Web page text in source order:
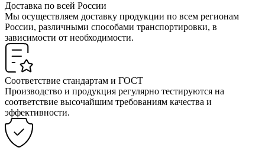
Доставка по всей России
Мы осуществляем доставку продукции по всем регионам
России, различными способами транспортировки, в
зависимости от необходимости.
Соответствие стандартам и ГОСТ
Производство и продукция регулярно тестируются на
соответствие высочайшим требованиям качества и
эффективности.